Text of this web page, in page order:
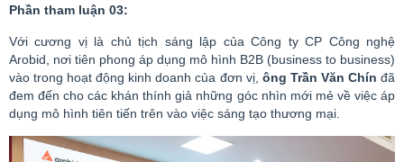
Phần tham luận 03:
Với cương vị là chủ tịch sáng lập của Công ty CP Công nghệ
Arobid, nơi tiên phong áp dụng mô hình B2B (business to business)
vào trong hoạt động kinh doanh của đơn vị, ông Trần Văn Chín đã
đem đến cho các khán thính giả những góc nhìn mới mẻ về việc áp
dụng mô hình tiên tiến trên vào việc sáng tạo thương mại.